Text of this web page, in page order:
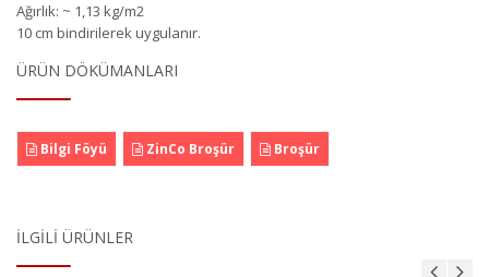
Ağırlık: ~ 1,13 kg/m2
10 cm bindirilerekuygulanır.
ÜRÜN DÖKÜMANLARI
Bilgi Föyü ZinCo Broşür Broşür
İLGILI ÜRÜNLER